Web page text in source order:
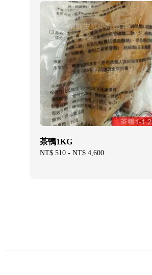
茶鴨1KG
Regular
NT$ 510 - NT$ 4,600